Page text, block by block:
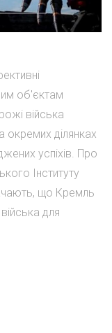
об'єктам
війська
окремих ділянках
успіхів. Про
Інституту
що Кремль
для